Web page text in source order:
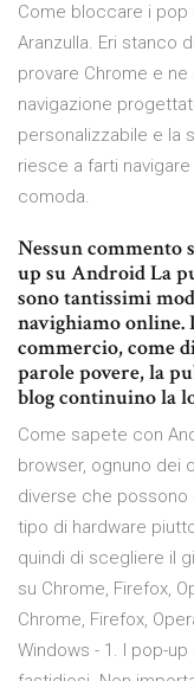
Come bloccare i pop
Aranzulla. Eri stanco
provare Chrome e
navigazione
personalizzabile e la
riesce a farti
comoda.
Nessun commento
up su Android La
sono tantissimi
navighiamo online.
commercio, come
parole povere, la
blog continuino la
Come sapete con
browser, ognuno dei
diverse che
tipo di hardware
quindi di scegliere il
su Chrome, Firefox,
Chrome, Firefox,
Windows - 1. I pop-